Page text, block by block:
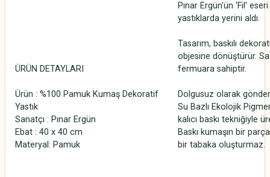
ÜRÜN DETAYLARI
Ürün : %100 Pamuk Kumaş Dekoratif
Yastık
Sanatçı : Pınar Ergün
Ebat : 40 x 40 cm
Materyal: Pamuk
Pınar Ergün'ün 'Fil'
yastıklarda yerini aldı.
Tasarım, baskılı
objesine dönüştürür.
fermuara sahiptir.
Dolgusuz olarak
Su Bazlı Ekolojik
kalıcı baskı tekniğiyle
Baskı kumaşın bir
bir tabaka oluşturmaz.